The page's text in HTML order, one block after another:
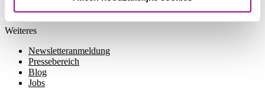
Weiteres
Newsletteranmeldung
Pressebereich
Blog
Jobs